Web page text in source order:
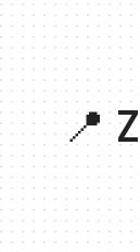
📍